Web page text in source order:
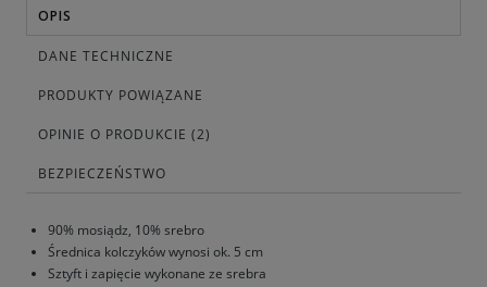
OPIS
DANE TECHNICZNE
PRODUKTY POWIĄZANE
OPINIE O PRODUKCIE (2)
BEZPIECZEŃSTWO
90% mosiądz, 10% srebro
Średnica kolczyków wynosi ok. 5 cm
Sztyft i zapięcie wykonane ze srebra